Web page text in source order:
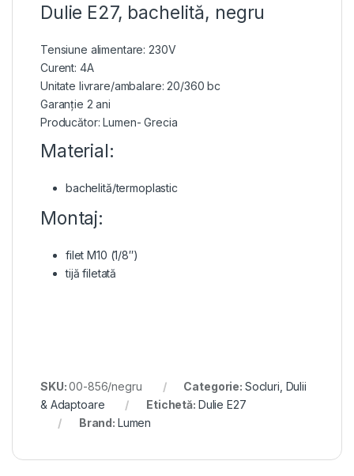
Dulie E27, bachelită, negru
Tensiune alimentare: 230V
Curent: 4A
Unitate livrare/ambalare: 20/360 bc
Garanție 2 ani
Producător: Lumen- Grecia
Material:
bachelită/termoplastic
Montaj:
filet M10 (1/8″)
tijă filetată
SKU:00-856/negru Categorie: Socluri, Dulii
& Adaptoare
Etichetă: Dulie E27
Brand: Lumen